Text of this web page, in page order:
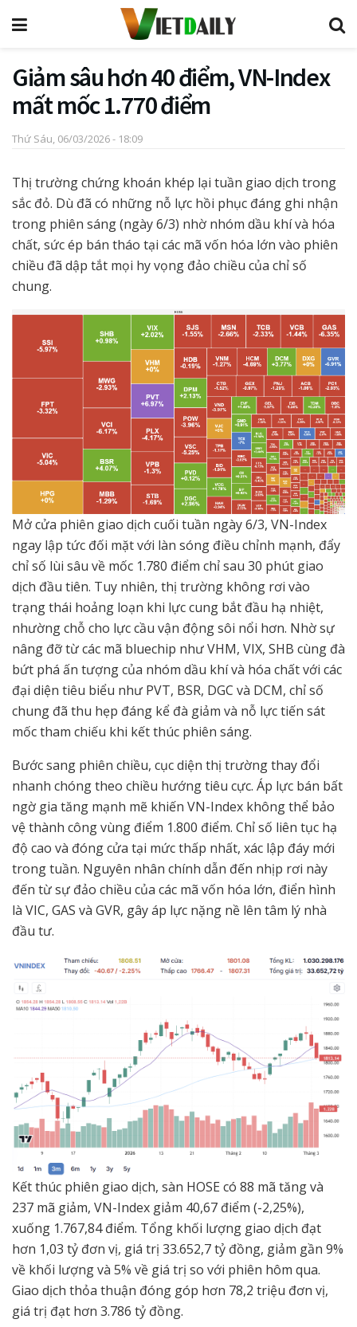
Giảm sâu hơn 40 điểm, VN-Index
mất mốc 1.770 điểm
Thứ Sáu, 06/03/2026 - 18:09
Thị trường chứng khoán khép lại tuần giao dịch trong
sắc đỏ. Dù đã có những nỗ lực hồi phục đáng ghi nhận
trong phiên sáng (ngày 6/3) nhờ nhóm dầu khí và hóa
chất, sức ép bán tháo tại các mã vốn hóa lớn vào phiên
chiều đã dập tắt mọi hy vọng đảo chiều của chỉ số
chung.
Mở cửa phiên giao dịch cuối tuần ngày 6/3, VN-Index
ngay lập tức đối mặt với làn sóng điều chỉnh mạnh, đẩy
chỉ số lùi sâu về mốc 1.780 điểm chỉ sau 30 phút giao
dịch đầu tiên. Tuy nhiên, thị trường không rơi vào
trạng thái hoảng loạn khi lực cung bắt đầu hạ nhiệt,
nhường chỗ cho lực cầu vận động sôi nổi hơn. Nhờ sự
nâng đỡ từ các mã bluechip như VHM, VIX, SHB cùng đà
bứt phá ấn tượng của nhóm dầu khí và hóa chất với các
đại diện tiêu biểu như PVT, BSR, DGC và DCM, chỉ số
chung đã thu hẹp đáng kể đà giảm và nỗ lực tiến sát
mốc tham chiếu khi kết thúc phiên sáng.
Bước sang phiên chiều, cục diện thị trường thay đổi
nhanh chóng theo chiều hướng tiêu cực. Áp lực bán bất
ngờ gia tăng mạnh mẽ khiến VN-Index không thể bảo
vệ thành công vùng điểm 1.800 điểm. Chỉ số liên tục hạ
độ cao và đóng cửa tại mức thấp nhất, xác lập đáy mới
trong tuần. Nguyên nhân chính dẫn đến nhịp rơi này
đến từ sự đảo chiều của các mã vốn hóa lớn, điển hình
là VIC, GAS và GVR, gây áp lực nặng nề lên tâm lý nhà
đầu tư.
Kết thúc phiên giao dịch, sàn HOSE có 88 mã tăng và
237 mã giảm, VN-Index giảm 40,67 điểm (-2,25%),
xuống 1.767,84 điểm. Tổng khối lượng giao dịch đạt
hơn 1,03 tỷ đơn vị, giá trị 33.652,7 tỷ đồng, giảm gần 9%
về khối lượng và 5% về giá trị so với phiên hôm qua.
Giao dịch thỏa thuận đóng góp hơn 78,2 triệu đơn vị,
giá trị đạt hơn 3.786 tỷ đồng.